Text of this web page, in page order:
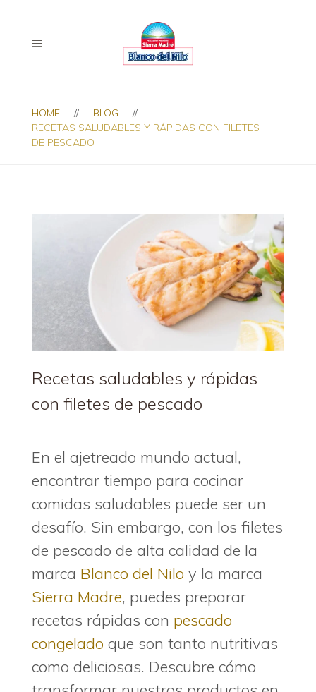
HOME
BLOG
RECETAS SALUDABLES Y RÁPIDAS CON FILETES
DE PESCADO
Recetas saludables y rápidas
con filetes de pescado
En el ajetreado mundo actual,
encontrar tiempo para cocinar
comidas saludables puede ser un
desafío. Sin embargo, con los filetes
de pescado de alta calidad de la
marca Blanco del Nilo y la marca
Sierra Madre, puedes preparar
recetas rápidas con pescado
congelado que son tanto nutritivas
como deliciosas. Descubre cómo